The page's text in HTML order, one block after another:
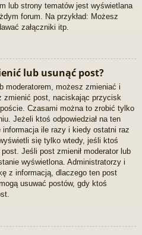
lub strony tematów jest wyświetlana
forum. Na przykład: Możesz
załączniki itp.
lub usunąć post?
moderatorem, możesz zmieniać i
zmienić post, naciskając przycisk
Czasami można to zrobić tylko
Jeżeli ktoś odpowiedział na ten
ile razy i kiedy ostatni raz
się tylko wtedy, jeśli ktoś
Jeśli post zmienił moderator lub
wyświetlona. Administratorzy i
z informacją, dlaczego ten post
usuwać postów, gdy ktoś